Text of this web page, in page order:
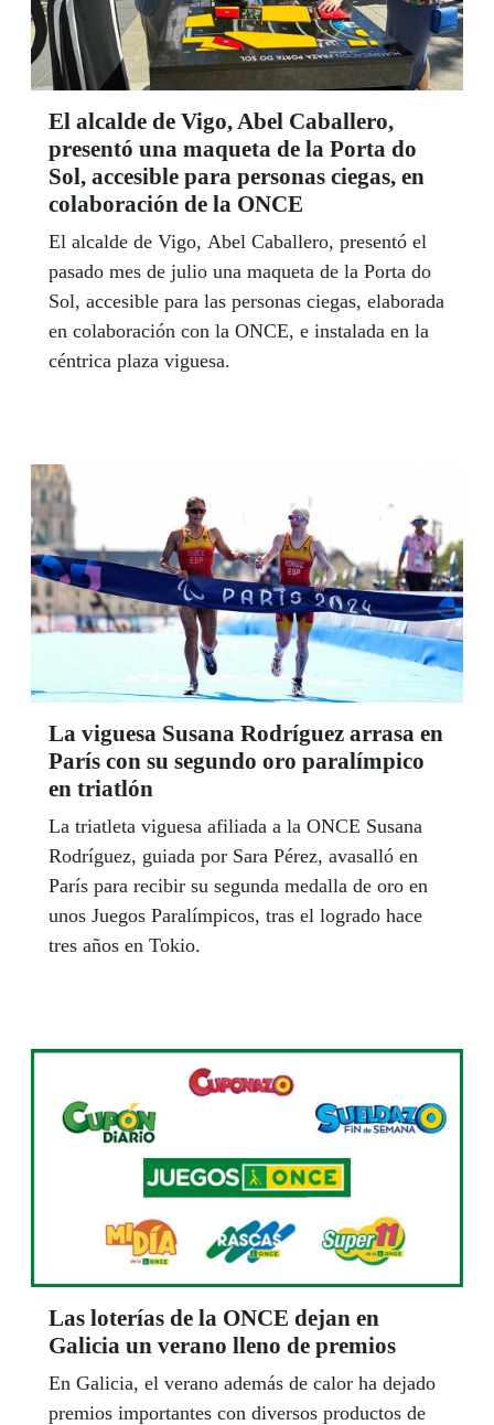
El alcalde de Vigo, Abel Caballero,
presentó una maqueta de la Porta do
Sol, accesible para personas ciegas, en
colaboración de la ONCE
El alcalde de Vigo, Abel Caballero, presentó el
pasado mes de julio una maqueta de la Porta do
Sol, accesible para las personas ciegas, elaborada
en colaboración con la ONCE, e instalada en la
céntrica plaza viguesa.
La viguesa Susana Rodríguez arrasa en
París con su segundo oro paralímpico
en triatlón
La triatleta viguesa afiliada a la ONCE Susana
Rodríguez, guiada por Sara Pérez, avasalló en
París para recibir su segunda medalla de oro en
unos Juegos Paralímpicos, tras el logrado hace
tres años en Tokio.
Las loterías de la ONCE dejan en
Galicia un verano lleno de premios
En Galicia, el verano además de calor ha dejado
premios importantes con diversos productos de